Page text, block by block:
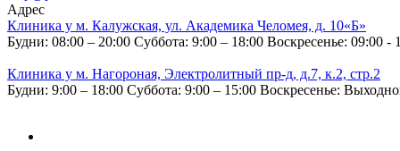
Адрес
Клиника у м. Калужская, ул. Академика Челомея, д. 10«Б»
Будни: 08:00 – 20:00 Суббота: 9:00 – 18:00 Воскресенье: 09:00 -
Клиника у м. Нагороная, Электролитный пр-д, д.7, к.2, стр.2
Будни: 9:00 – 18:00 Суббота: 9:00 – 15:00 Воскресенье: